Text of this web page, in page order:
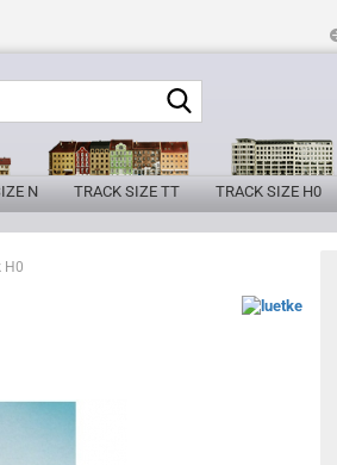
N TRACK SIZE TT TRACK SIZE H0
H0